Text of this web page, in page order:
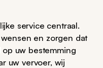
service centraal.
en zorgen dat
uw bestemming
uw vervoer, wij